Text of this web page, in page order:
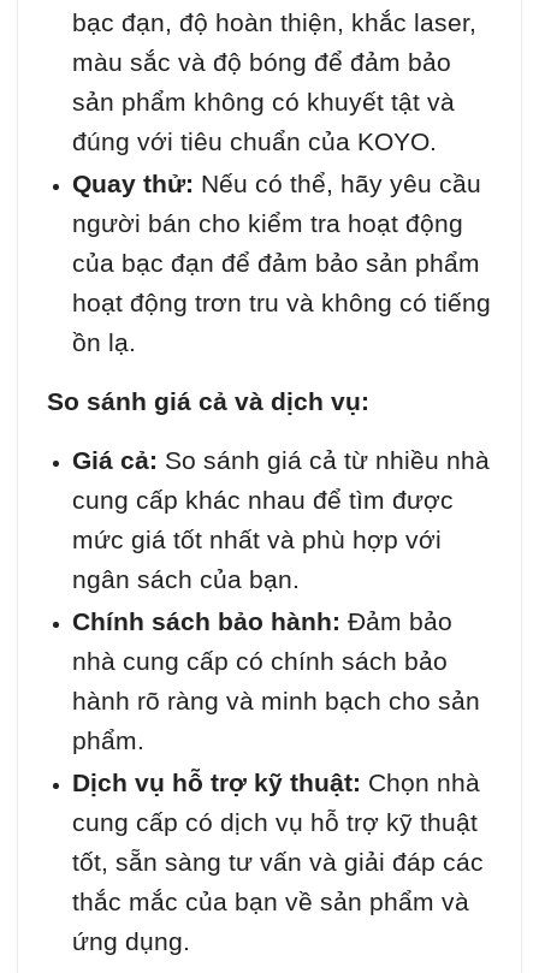
bạc đạn, độ hoàn thiện, khắc laser,
màu sắc và độ bóng để đảm bảo
sản phẩm không có khuyết tật và
đúng với tiêu chuẩn của KOYO.
Quay thử: Nếu có thể, hãy yêu cầu
người bán cho kiểm tra hoạt động
của bạc đạn để đảm bảo sản phẩm
hoạt động trơn tru và không có tiếng
ồn lạ.
So sánh giá cả và dịch vụ:
Giá cả: So sánh giá cả từ nhiều nhà
cung cấp khác nhau để tìm được
mức giá tốt nhất và phù hợp với
ngân sách của bạn.
Chính sách bảo hành: Đảm bảo
nhà cung cấp có chính sách bảo
hành rõ ràng và minh bạch cho sản
phẩm.
Dịch vụ hỗ trợ kỹ thuật: Chọn nhà
cung cấp có dịch vụ hỗ trợ kỹ thuật
tốt, sẵn sàng tư vấn và giải đáp các
thắc mắc của bạn về sản phẩm và
ứng dụng.